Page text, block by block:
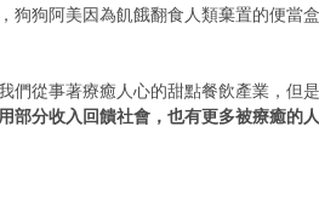
狗狗阿美因為飢餓翻食人類棄置的便當
們從事著療癒人心的甜點餐飲產業，但
部分收入回饋社會，也有更多被療癒的